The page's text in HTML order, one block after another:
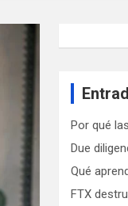
Por qué
Due
Qué
FTX